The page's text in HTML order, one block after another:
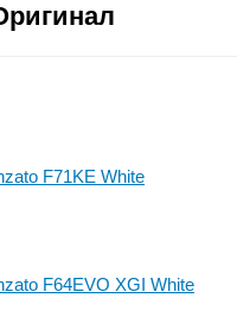
F71KE White
F64EVO XGI White